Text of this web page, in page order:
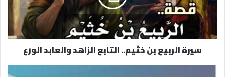
ل
ك
ر
سيرة الربيع بن خثيم.. التابع الزاهد والعابد الورع